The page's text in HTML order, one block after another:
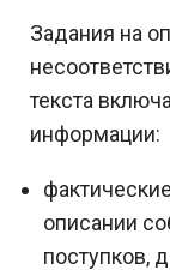
Задания на
текста
информации:
описании
поступков,